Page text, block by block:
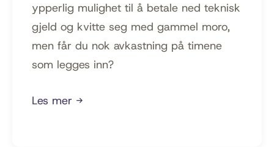
ypperlig mulighet til å betale ned teknisk
gjeld og kvitte seg med gammel moro,
men får du nok avkastning på timene
som legges inn?
Les mer →